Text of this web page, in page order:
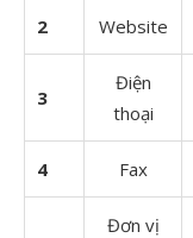
2 Website
3
Điện
thoại
4 Fax
Đơn vị